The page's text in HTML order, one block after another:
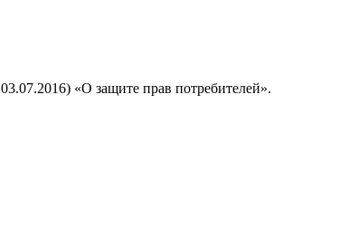
03.07.2016) «О защите прав потребителей».